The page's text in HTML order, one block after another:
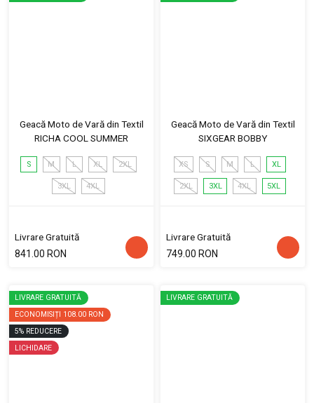
Geacă Moto de Vară din Textil
RICHA COOL SUMMER
S M L XL 2XL
3XL 4XL
Livrare Gratuită
841.00 RON
Geacă Moto de Vară din Textil
SIXGEAR BOBBY
XS S M L XL
2XL 3XL 4XL 5XL
Livrare Gratuită
749.00 RON
LIVRARE GRATUITĂ
ECONOMISIȚI 108.00 RON
5% REDUCERE
LICHIDARE
LIVRARE GRATUITĂ